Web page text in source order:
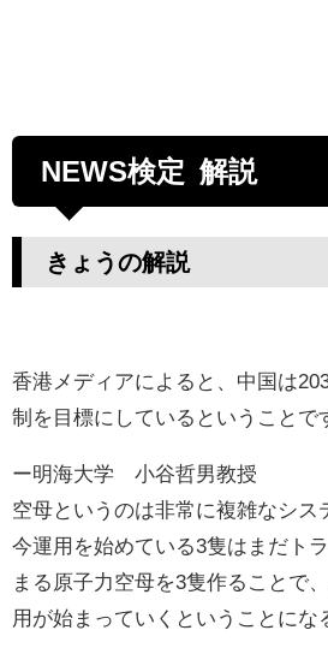
NEWS検定 解説
きょうの解説
香港メディアによると、中国は
制を目標にしているということで
ー明海大学 小谷哲男教授
空母というのは非常に複雑なシス
今運用を始めている3隻はまだト
まる原子力空母を3隻作ることで
用が始まっていくということにな